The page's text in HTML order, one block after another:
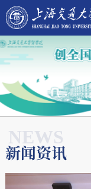
新闻资讯
NEWS